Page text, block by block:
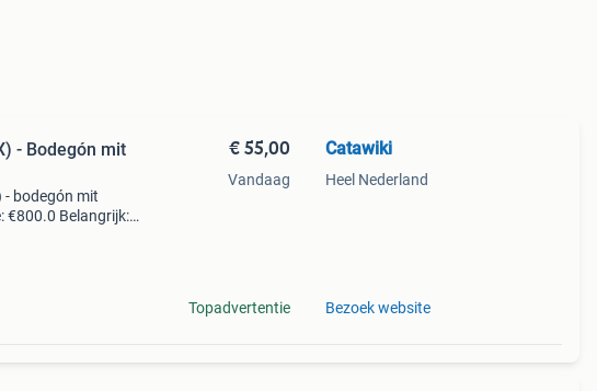
- Bodegón mit
- bodegón mit
€800.0 Belangrijk:
€ 55,00
Vandaag
Topadvertentie
Catawiki
Heel Nederland
Bezoek website